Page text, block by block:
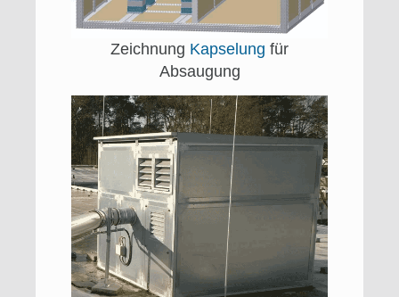
Zeichnung Kapselung für
Absaugung